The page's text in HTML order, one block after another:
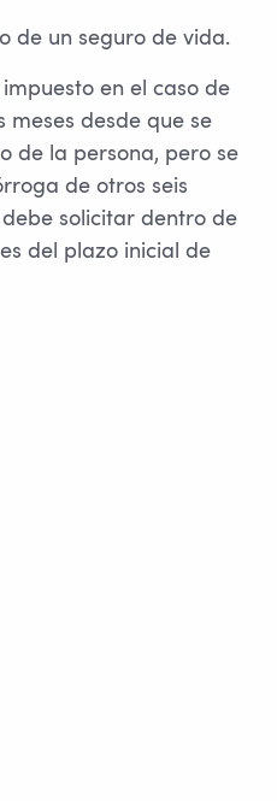
de un seguro de vida.
en el caso de
meses desde que se
de la persona, pero se
de otros seis
solicitar dentro de
del plazo inicial de